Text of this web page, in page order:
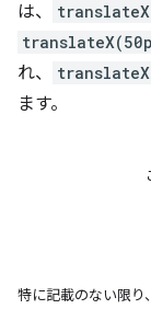
は、
れ、
ます。
特に記載のない限り